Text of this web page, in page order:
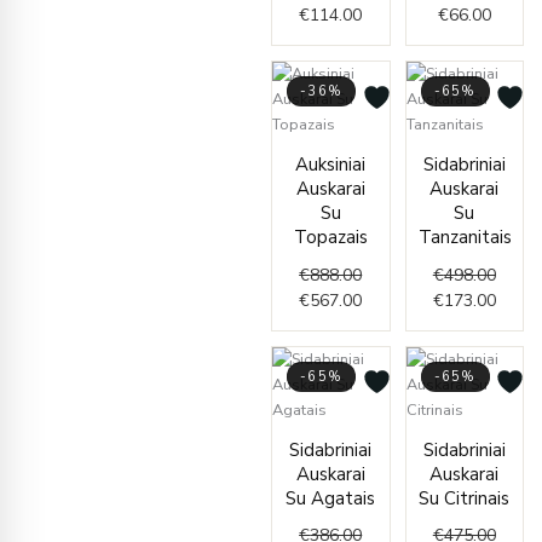
€114.00 €66.00
-36%
Auksiniai
Auskarai
Su
Topazais
€888.00
price
was:
€888.00.
€567.00
price
is:
€567.00.
-65%
Sidabriniai
Auskarai
Su
Tanzanitais
€498.00
price
was:
€173.00
price
is:
-65%
Sidabriniai
Auskarai
Su Agatais
€386.00
price
was:
€386.00.
price
is:
€134.00.
-65%
Sidabriniai
Auskarai
Su Citrinais
€475.00
price
was:
price
is: